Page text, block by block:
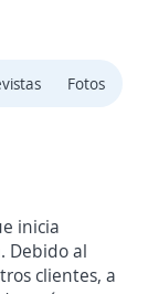
Fotos
inicia
Debido al
clientes, a